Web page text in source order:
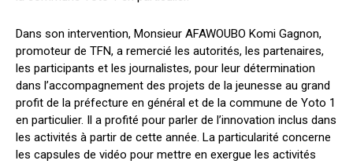
Dans son intervention, Monsieur AFAWOUBO Komi Gagnon,
promoteur de TFN, a remercié les autorités, les partenaires,
les participants et les journalistes, pour leur détermination
dans l’accompagnement des projets de la jeunesse au grand
profit de la préfecture en général et de la commune de Yoto 1
en particulier. Il a profité pour parler de l’innovation inclus dans
les activités à partir de cette année. La particularité concerne
les capsules de vidéo pour mettre en exergue les activités